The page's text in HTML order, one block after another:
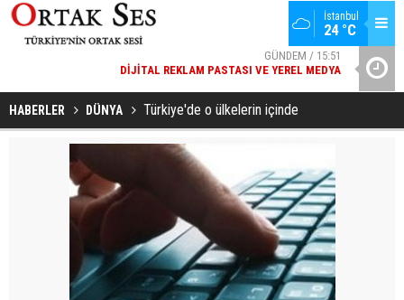
İstanbul
24 °C
GÜNDEM / 15:51
DIJITAL REKLAM PASTASI VE YEREL MEDYA
SPOR / 14:20
GENÇLERBIRLIĞI SPOR KULÜBÜNDEN AÇIKLAMA GELDI
HABERLER DÜNYA Türkiye'de o ülkelerin içinde